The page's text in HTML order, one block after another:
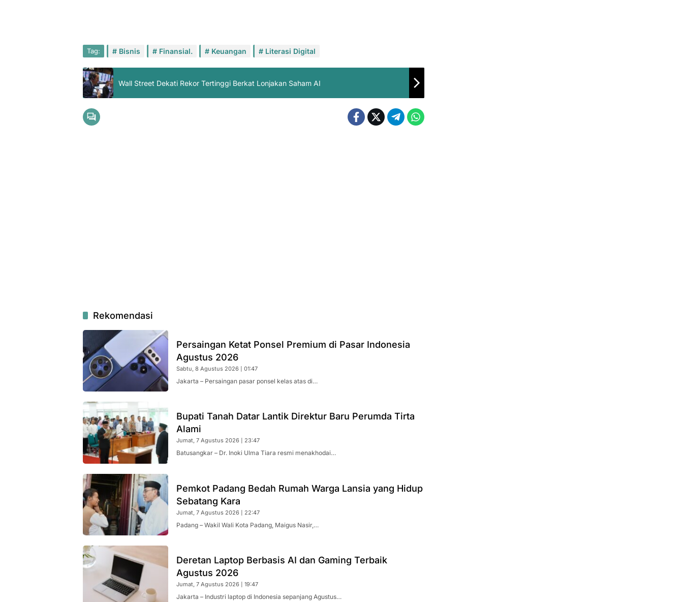
Tag: Bisnis Finansial. Keuangan Literasi Digital
Wall Street Dekati Rekor Tertinggi Berkat Lonjakan Saham AI
Rekomendasi
Persaingan Ketat Ponsel Premium di Pasar Indonesia
Agustus 2026
Sabtu, 8 Agustus 2026 | 01:47
Jakarta – Persaingan pasar ponsel kelas atas di…
Bupati Tanah Datar Lantik Direktur Baru Perumda Tirta
Alami
Jumat, 7 Agustus 2026 | 23:47
Batusangkar – Dr. Inoki Ulma Tiara resmi menakhodai…
Pemkot Padang Bedah Rumah Warga Lansia yang Hidup
Sebatang Kara
Jumat, 7 Agustus 2026 | 22:47
Padang – Wakil Wali Kota Padang, Maigus Nasir,…
Deretan Laptop Berbasis AI dan Gaming Terbaik
Agustus 2026
Jumat, 7 Agustus 2026 | 19:47
Jakarta – Industri laptop di Indonesia sepanjang Agustus…